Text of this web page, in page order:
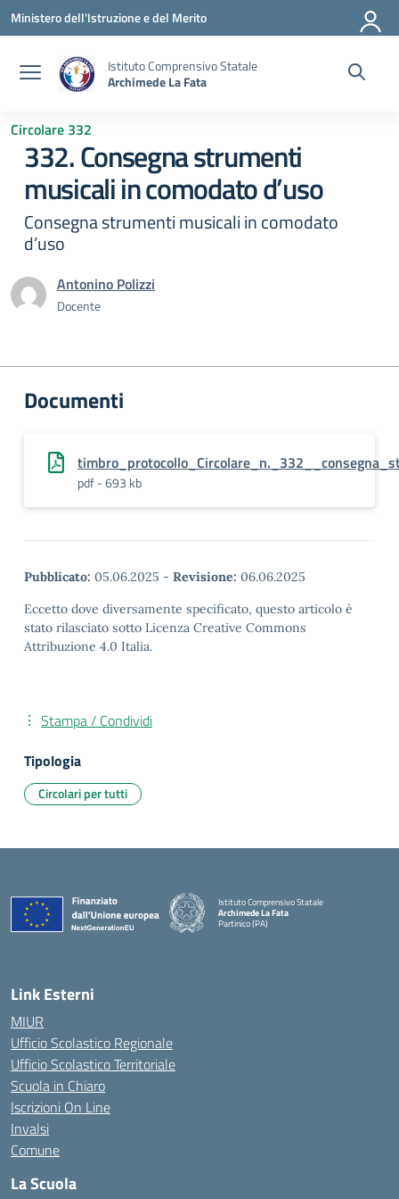
Vai ai contenuti
Vai al menu di navigazione
Vai al footer
Ministero dell'Istruzione e del Merito
Istituto Comprensivo Statale
Archimede La Fata
Circolare 332
332. Consegna strumenti
musicali in comodato d’uso
Consegna strumenti musicali in comodato
d’uso
Antonino Polizzi
Docente
Documenti
pdf - 693 kb
Pubblicato: 05.06.2025 - Revisione: 06.06.2025
Eccetto dove diversamente specificato, questo articolo è
stato rilasciato sotto Licenza Creative Commons
Attribuzione 4.0 Italia.
Stampa / Condividi
Tipologia
Circolari per tutti
Istituto Comprensivo Statale
Archimede La Fata
Partinico (PA)
Link Esterni
MIUR
Ufficio Scolastico Regionale
Ufficio Scolastico Territoriale
Scuola in Chiaro
Iscrizioni On Line
Invalsi
Comune
La Scuola